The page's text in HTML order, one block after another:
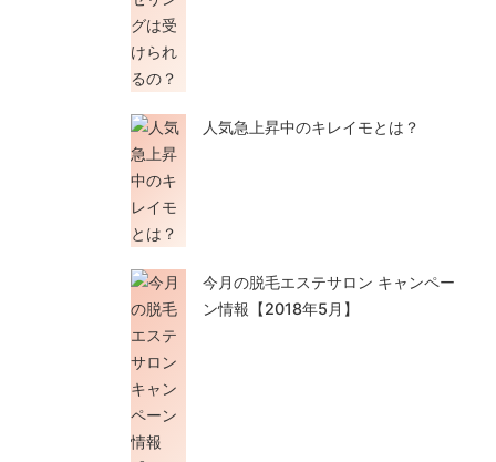
人気急上昇中のキレイモとは？
今月の脱毛エステサロン キャンペー
ン情報【2018年5月】